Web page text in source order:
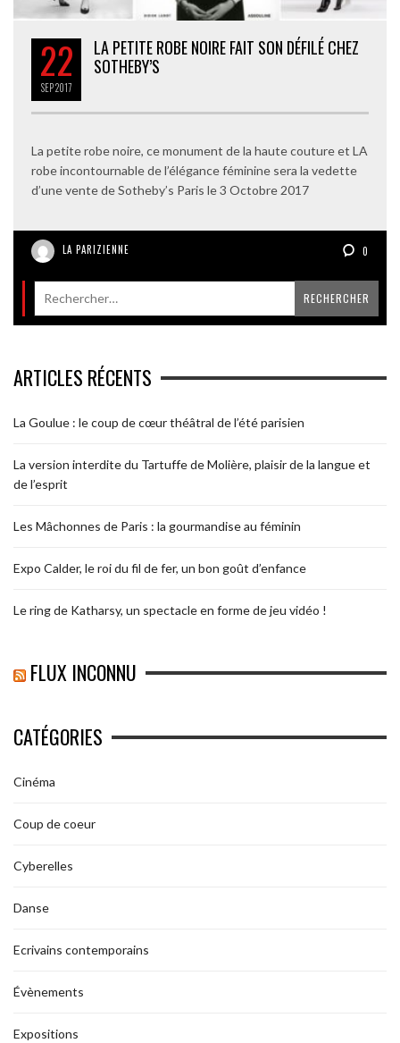
22
SEP2017
LA PETITE ROBE NOIRE FAIT SON DÉFILÉ CHEZ
SOTHEBY’S
La petite robe noire, ce monument de la haute couture et LA
robe incontournable de l’élégance féminine sera la vedette
d’une vente de Sotheby’s Paris le 3 Octobre 2017
LA PARIZIENNE 0
ARTICLES RÉCENTS
La Goulue : le coup de cœur théâtral de l’été parisien
La version interdite du Tartuffe de Molière, plaisir de la langue et
de l’esprit
Les Mâchonnes de Paris : la gourmandise au féminin
Expo Calder, le roi du fil de fer, un bon goût d’enfance
Le ring de Katharsy, un spectacle en forme de jeu vidéo !
FLUX INCONNU
CATÉGORIES
Cinéma
Coup de coeur
Cyberelles
Danse
Ecrivains contemporains
Évènements
Expositions